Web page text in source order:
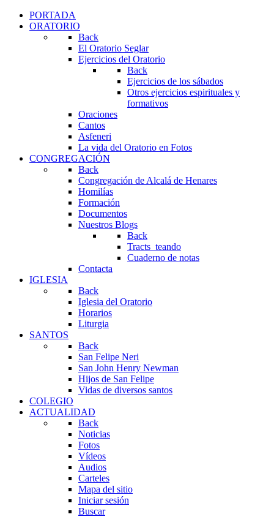
PORTADA
ORATORIO
Back
El Oratorio Seglar
Ejercicios del Oratorio
Back
Ejercicios de los sábados
Otros ejercicios espirituales y
formativos
Oraciones
Cantos
Asfeneri
La vida del Oratorio en Fotos
CONGREGACIÓN
Back
Congregación de Alcalá de Henares
Homilías
Formación
Documentos
Nuestros Blogs
Back
Tracts_teando
Cuaderno de notas
Contacta
IGLESIA
Back
Iglesia del Oratorio
Horarios
Liturgia
SANTOS
Back
San Felipe Neri
San John Henry Newman
Hijos de San Felipe
Vidas de diversos santos
COLEGIO
ACTUALIDAD
Back
Noticias
Fotos
Vídeos
Audios
Carteles
Mapa del sitio
Iniciar sesión
Buscar